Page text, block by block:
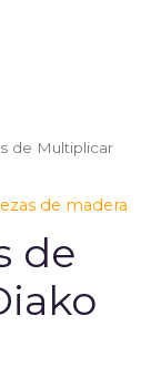
de Multiplicar
de madera
de